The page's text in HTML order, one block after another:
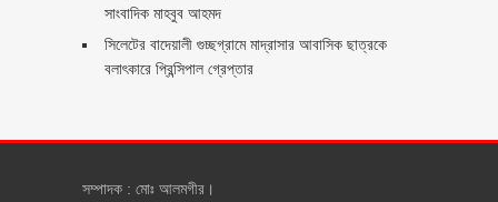
সাংবাদিক মাহবুব আহমদ
সিলেটের বাদেয়ালী গুচ্ছগ্রামে মাদ্রাসার আবাসিক ছাত্রকে
বলাৎকারে প্রিন্সিপাল গ্রেপ্তার ‎
সম্পাদক : মোঃ আলমগীর।